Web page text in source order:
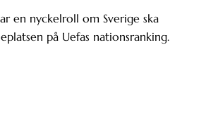
en nyckelroll om Sverige ska
på Uefas nationsranking.